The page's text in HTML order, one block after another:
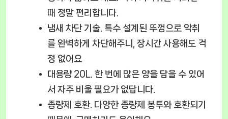
때 정말 편리합니다.
냄새 차단 기술. 특수 설계된 뚜껑으로 악취
를 완벽하게 차단해주니, 장시간 사용해도 걱
정 없어요
대용량 20L.
한 번에 많은 양을 담을 수 있어
서 자주 비울 필요가 없답니다.
종량제 호환. 다양한 종량제 봉투와 호환되기